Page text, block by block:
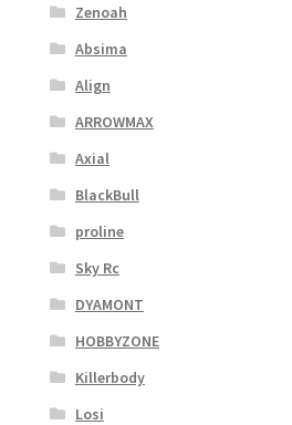
Zenoah
Absima
Align
ARROWMAX
Axial
BlackBull
proline
Sky Rc
DYAMONT
HOBBYZONE
Killerbody
Losi